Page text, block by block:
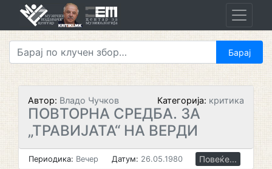
Автор: Владо Чучков Категорија: критика
ПОВТОРНА СРЕДБА. ЗА
„ТРАВИЈАТА“ НА ВЕРДИ
Периодика: Вечер Датум: 26.05.1980 Повеќе...